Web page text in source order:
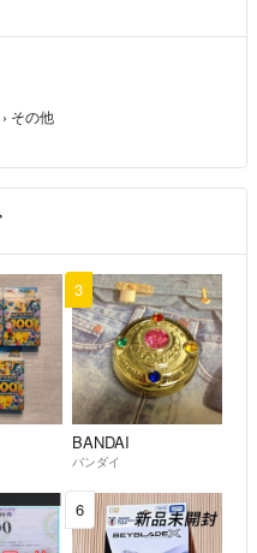
› その他
3
BANDAI
バンダイ
6